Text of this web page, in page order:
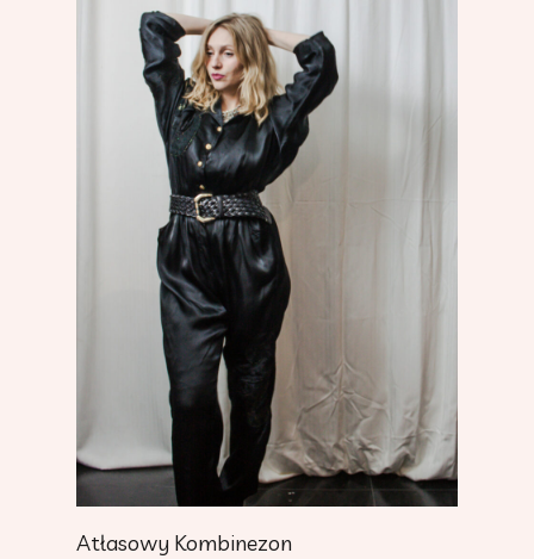
Add To Cart
Atłasowy Kombinezon